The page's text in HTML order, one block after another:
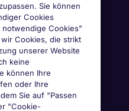
Sie können
Cookies
Cookies"
Cookies, die strikt
unserer Website
keine
können Ihre
oder Ihre
Sie auf "Passen
"Cookie-